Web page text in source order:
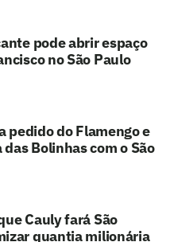
pode abrir espaço
no São Paulo
pedido do Flamengo e
Bolinhas com o São
Cauly fará São
quantia milionária